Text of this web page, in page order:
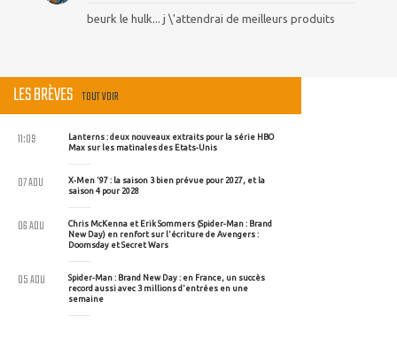
beurk le hulk... j \'attendrai de meilleurs produits
LES BRÈVES TOUT VOIR
Lanterns : deux nouveaux extraits pour la série HBO
Max sur les matinales des Etats-Unis
11:09
X-Men '97 : la saison 3 bien prévue pour 2027, et la
saison 4 pour 2028
07 AOU
Chris McKenna et Erik Sommers (Spider-Man : Brand
New Day) en renfort sur l'écriture de Avengers :
Doomsday et Secret Wars
06 AOU
Spider-Man : Brand New Day : en France, un succès
record aussi avec 3 millions d'entrées en une
semaine
05 AOU